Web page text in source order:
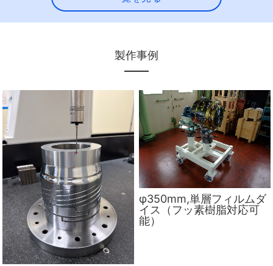
製作事例
φ350mm,単層フィルムダ
イス（フッ素樹脂対応可
能）